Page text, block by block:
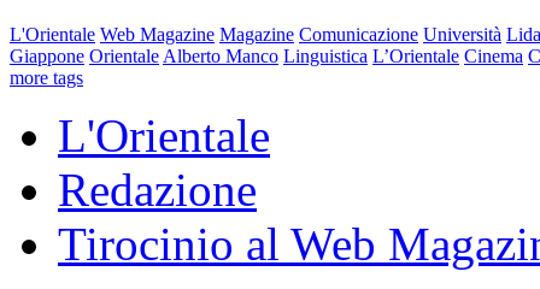
L'Orientale Web Magazine Magazine Comunicazione Università
Giappone Orientale Alberto Manco Linguistica L’Orientale Cinema
more tags
L'Orientale
Redazione
Tirocinio al Web